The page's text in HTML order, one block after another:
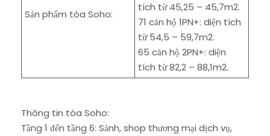
Sản phẩm tòa Soho:
tích từ 45,25 – 45,7m2.
71 căn hộ 1PN+: diện tích
từ 54,5 – 59,7m2.
65 căn hộ 2PN+: diện
tích từ 82,2 – 88,1m2.
Thông tin tòa Soho:
Tầng 1 đến tầng 6: Sảnh, shop thương mại dịch vụ,